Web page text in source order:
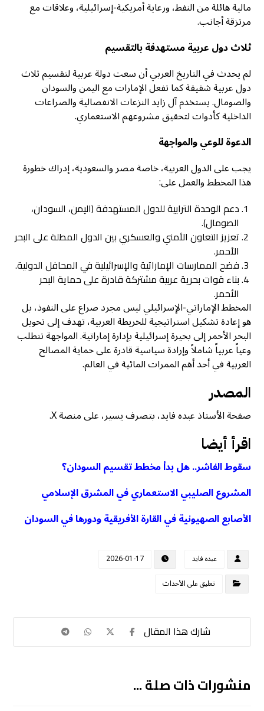
مالية هائلة من النفط، ورعاية أمريكية-إسرائيلية، وعلاقات مع
مرتزقة أجانب.
ثلاث دول عربية مستهدفة بالتقسيم
لم يحدث في التاريخ العربي أن سعت دولة عربية لتقسيم ثلاث
دول عربية شقيقة كما تفعل الإمارات مع اليمن والسودان
والصومال. يستخدم آل زايد النزعات الانفصالية والصراعات
الداخلية كأدوات لتحقيق مشروعهم الاستعماري.
الدعوة للوعي والمواجهة
يجب على الدول العربية، خاصة مصر والسعودية، إدراك خطورة
هذا المخطط والعمل على:
دعم الوحدة الترابية للدول المستهدفة (اليمن، السودان،
الصومال).
تعزيز التعاون الأمني والعسكري بين الدول المطلة على البحر
الأحمر.
فضح الممارسات الإماراتية والإسرائيلية في المحافل الدولية.
بناء قوات بحرية عربية مشتركة قادرة على حماية البحر
الأحمر.
المخطط الإماراتي-الإسرائيلي ليس مجرد صراع على النفوذ، بل
هو إعادة تشكيل استراتيجية للخريطة العربية، تهدف إلى تحويل
البحر الأحمر إلى بحيرة إسرائيلية بإدارة إماراتية. المواجهة تتطلب
وعياً عربياً شاملاً وإرادة سياسية قادرة على حماية المصالح
العربية في أحد أهم الممرات المائية في العالم.
المصدر
صفحة الأستاذ عبده فايد، بتصرف يسير، على منصة X.
اقرأ أيضا
سقوط الفاشر.. هل بدأ مخطط تقسيم السودان؟
المشروع الصليبي الاستعماري في المشرق الإسلامي
الأصابع الصهيونية في القارة الأفريقية ودورها في السودان
عبده فايد
2026-01-17
تعليق على الأحداث
منشورات ذات صلة ...